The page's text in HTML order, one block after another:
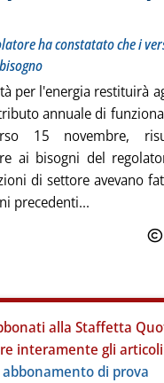
ha constatato che i
per l'energia restituirà
annuale di
15 novembre,
ai bisogni del
di settore avevano
precedenti...
alla Staffetta
interamente gli
di prova